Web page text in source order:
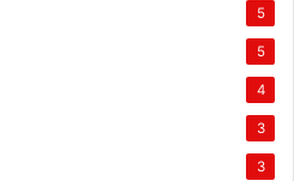
5
5
4
3
3